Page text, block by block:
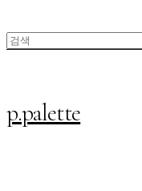
p.palette